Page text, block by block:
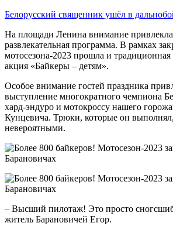
Белорусский священник ушёл в
На площади Ленина внимание
развлекательная программа. В рамках
мотосезона-2023 прошла и традиционная
акция «Байкеры – детям».
Особое внимание гостей праздника
выступление многократного чемпиона
хард-эндуро и мотокроссу нашего
Кунцевича. Трюки, которые он выполнял,
невероятными.
– Высший пилотаж! Это просто
житель Барановичей Егор.